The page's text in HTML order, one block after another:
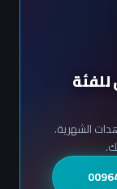
الشهرية.